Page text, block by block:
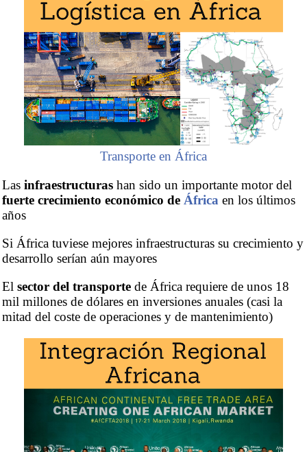
Transporte en África
Las infraestructuras han sido un importante motor del
fuerte crecimiento económico de África en los últimos
años
Si África tuviese mejores infraestructuras su crecimiento y
desarrollo serían aún mayores
El sector del transporte de África requiere de unos 18
mil millones de dólares en inversiones anuales (casi la
mitad del coste de operaciones y de mantenimiento)